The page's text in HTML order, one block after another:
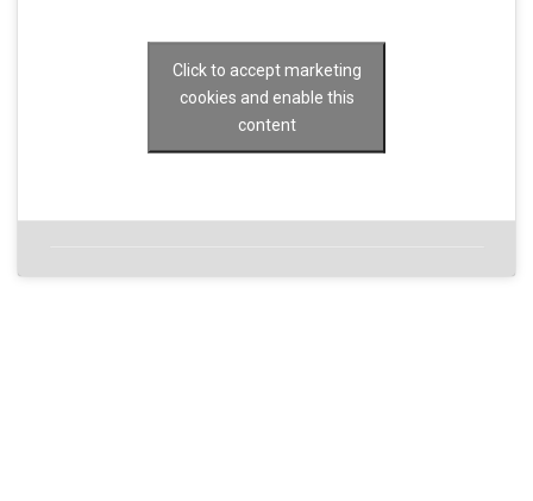
Click to accept marketing
cookies and enable this
content